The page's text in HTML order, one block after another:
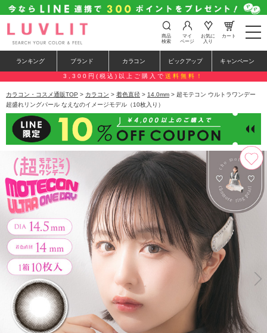
t
o
e
n
a
a
i
o
n
商品
検索
マイ
ページ
お気に
入り
カート
ランキング ブランド カラコン ピックアップ キャンペーン
3,300円(税込)以上ご購入で 送料無料！
カラコン・コスメ通販TOP > カラコン > 着色直径 > 14.0mm > 超モテコン ウルトラワンデー
超盛れリングパール なえなのイメージモデル（10枚入り）